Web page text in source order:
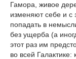
Гамора, живое
изменяют себе и с
попадать в
без ущерба (а
этот раз им
во всей